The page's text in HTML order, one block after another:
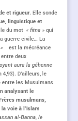
et rigueur. Elle sonde
linguistique et
du mot « fitna » qui
guerre civile… La
est la mécréance
deux
aura la géhenne
4,93). D’ailleurs, le
entre les Musulmans
analysant le
musulmans,
voie à l’Islam
al-Banna, le